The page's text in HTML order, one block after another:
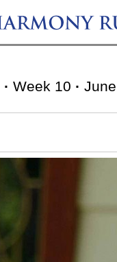
· Week 10 ·